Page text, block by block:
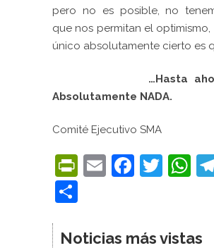
pero no es posible, no
que nos permitan el
único absolutamente cierto es
…Hasta
Absolutamente NADA.
Comité Ejecutivo SMA
PrintFriendly
Email
Noticias más vistas